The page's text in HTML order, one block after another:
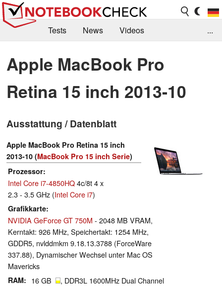
Tests News
Videos
Kaufberatung
Deals Suche
Jobs
Forum
...
Apple MacBook Pro
Retina 15 inch 2013-10
Ausstattung / Datenblatt
Apple MacBook Pro Retina 15 inch
2013-10 (MacBook Pro 15 inch Serie)
Prozessor
Intel Core i7-4850HQ4c/8t 4 x
2.3 - 3.5 GHz (Intel Core i7)
Grafikkarte
NVIDIA GeForce GT 750M - 2048 MB VRAM,
Kerntakt: 926 MHz, Speichertakt: 1254 MHz,
GDDR5, nvlddmkm 9.18.13.3788 (ForceWare
337.88), Dynamischer Wechsel unter Mac OS
Mavericks
RAM 16 GB , DDR3L 1600MHz Dual Channel